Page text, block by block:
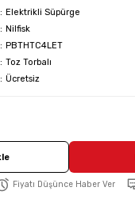
Elektrikli Süpürge
Nilfisk
PBTHTC4LET
Toz Torbalı
Ücretsiz
Fiyatı Düşünce Haber Ver